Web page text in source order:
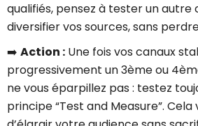
qualifiés, pensez à tester un autre
diversifier vos sources, sans
➡️ Action : Une fois vos canaux
progressivement un 3ème ou
ne vous éparpillez pas : testez
principe “Test and Measure”.